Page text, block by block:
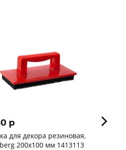
p
для декора резиновая,
200х100 мм 1413113
121 p